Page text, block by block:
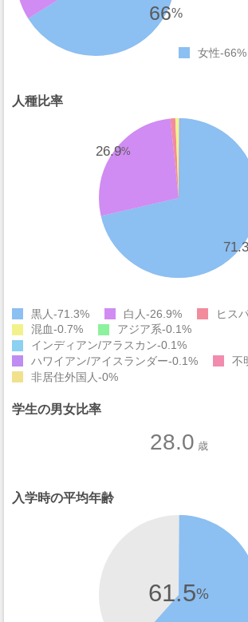
66%
女性 66%
人種比率
26.9%
黒人 71.3% 白人 26.9% ヒス
混血 0.7% アジア系 0.1%
インディアン/アラスカン 0.1%
ハワイアン/アイスランダー 0.1% 不
非居住外国人 0%
学生の男女比率
28.0 歳
入学時の平均年齢
61.5%